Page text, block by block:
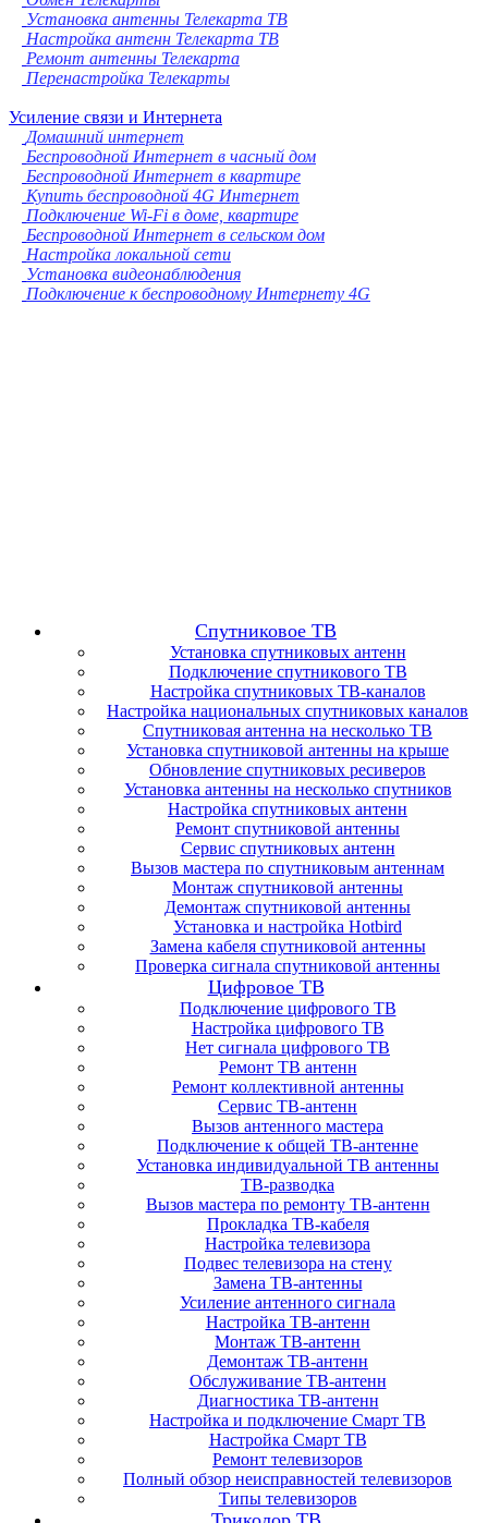
Установка антенны Телекарта ТВ
Настройка антенн Телекарта ТВ
Ремонт антенны Телекарта
Перенастройка Телекарты
Усиление связи и Интернета
Домашний интернет
Беспроводной Интернет в часный дом
Беспроводной Интернет в квартире
Купить беспроводной 4G Интернет
Подключение Wi-Fi в доме, квартире
Беспроводной Интернет в сельском дом
Настройка локальной сети
Установка видеонаблюдения
Подключение к беспроводному Интернету 4G
Спутниковое ТВ
Установка спутниковых антенн
Подключение спутникового ТВ
Настройка спутниковых ТВ-каналов
Настройка национальных спутниковых каналов
Спутниковая антенна на несколько ТВ
Установка спутниковой антенны на крыше
Обновление спутниковых ресиверов
Установка антенны на несколько спутников
Настройка спутниковых антенн
Ремонт спутниковой антенны
Сервис спутниковых антенн
Вызов мастера по спутниковым антеннам
Монтаж спутниковой антенны
Демонтаж спутниковой антенны
Установка и настройка Hotbird
Замена кабеля спутниковой антенны
Проверка сигнала спутниковой антенны
Цифровое ТВ
Подключение цифрового ТВ
Настройка цифрового ТВ
Нет сигнала цифрового ТВ
Ремонт ТВ антенн
Ремонт коллективной антенны
Сервис ТВ-антенн
Вызов антенного мастера
Подключение к общей ТВ-антенне
Установка индивидуальной ТВ антенны
ТВ-разводка
Вызов мастера по ремонту ТВ-антенн
Прокладка ТВ-кабеля
Настройка телевизора
Подвес телевизора на стену
Замена ТВ-антенны
Усиление антенного сигнала
Настройка ТВ-антенн
Монтаж ТВ-антенн
Демонтаж ТВ-антенн
Обслуживание ТВ-антенн
Диагностика ТВ-антенн
Настройка и подключение Смарт ТВ
Настройка Смарт ТВ
Ремонт телевизоров
Полный обзор неисправностей телевизоров
Типы телевизоров